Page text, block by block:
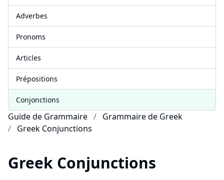
Guide de Grammaire
Grammaire de Greek
Greek Conjunctions
Greek Conjunctions
Adverbes
Pronoms
Articles
Prépositions
Conjonctions